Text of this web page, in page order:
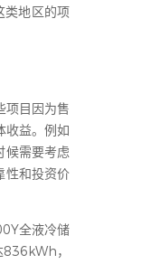
类地区的项
项目因为售
收益。例如
候需要考虑
性和投资价
全液冷储
，